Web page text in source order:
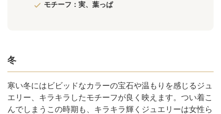
モチーフ：実、葉っぱ
冬
寒い冬にはビビッドなカラーの宝石や温もりを感じるジュ
エリー、キラキラしたモチーフが良く映えます。つい着こ
んでしまうこの時期も、キラキラ輝くジュエリーは女性ら